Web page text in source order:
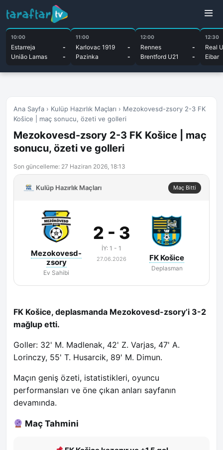
10:00
Estarreja
-
União Lamas
-
11:00
Karlovac 1919
-
Pazinka
-
12:00
Rennes
-
Brentford U21
-
12:30
Real
Eibar
Ana Sayfa › Kulüp Hazırlık Maçları › Mezokovesd-zsory 2-3 FK
Košice | maç sonucu, özeti ve golleri
Mezokovesd-zsory 2-3 FK Košice | maç
sonucu, özeti ve golleri
Son güncelleme: 27 Haziran 2026, 18:13
Kulüp Hazırlık Maçları Maç Bitti
Mezokovesd-
zsory
Ev Sahibi
2 - 3
İY: 1 - 1
27.06.2026 FK Košice
Deplasman
FK Košice, deplasmanda Mezokovesd-zsory’i 3-2
mağlup etti.
Goller: 32' M. Madlenak, 42' Z. Varjas, 47' A.
Lorinczy, 55' T. Husarcik, 89' M. Dimun.
Maçın geniş özeti, istatistikleri, oyuncu
performansları ve öne çıkan anları sayfanın
devamında.
Maç Tahmini